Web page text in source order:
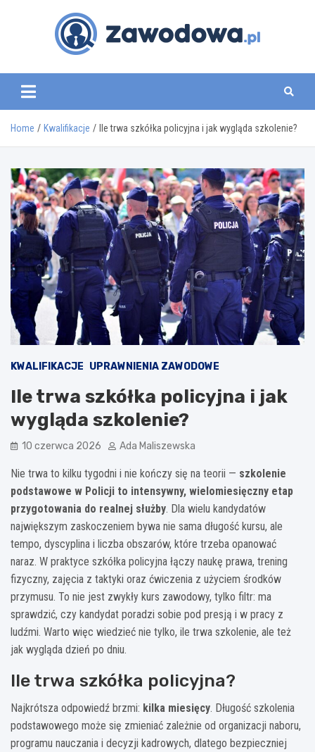
zawodowa.pl
Home Kwalifikacje Ile trwa szkółka policyjna i jak wygląda szkolenie?
KWALIFIKACJE UPRAWNIENIA ZAWODOWE
Ile trwa szkółka policyjna i jak
wygląda szkolenie?
10 czerwca 2026 Ada Maliszewska
Nie trwa to kilku tygodni i nie kończy się na teorii — szkolenie
podstawowe w Policji to intensywny, wielomiesięczny etap
przygotowania do realnej służby. Dla wielu kandydatów
największym zaskoczeniem bywa nie sama długość kursu, ale
tempo, dyscyplina i liczba obszarów, które trzeba opanować
naraz. W praktyce szkółka policyjna łączy naukę prawa, trening
fizyczny, zajęcia z taktyki oraz ćwiczenia z użyciem środków
przymusu. To nie jest zwykły kurs zawodowy, tylko filtr: ma
sprawdzić, czy kandydat poradzi sobie pod presją i w pracy z
ludźmi. Warto więc wiedzieć nie tylko, ile trwa szkolenie, ale też
jak wygląda dzień po dniu.
Ile trwa szkółka policyjna?
Najkrótsza odpowiedź brzmi: kilka miesięcy. Długość szkolenia
podstawowego może się zmieniać zależnie od organizacji naboru,
programu nauczania i decyzji kadrowych, dlatego bezpieczniej